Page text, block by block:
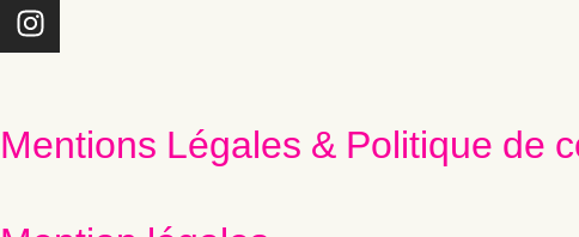
Mentions Légales & Politique de